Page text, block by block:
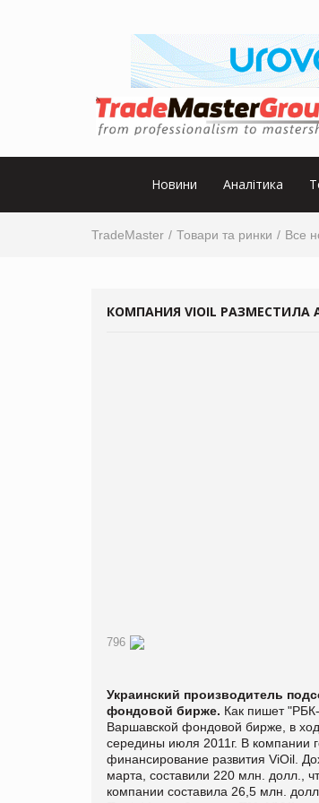
Новини Аналітика
TradeMaster Товари та ринки Все
КОМПАНИЯ VIOIL
796
Украинский производитель
фондовой бирже. Как пишет
Варшавской фондовой бирже, в
середины июля 2011г. В компании
финансирование развития ViOil.
марта, составили 220 млн. долл.,
компании составила 26,5 млн. долл.